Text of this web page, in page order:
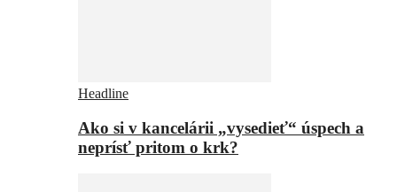
Headline
Ako si v kancelárii „vysedieť“ úspech a
neprísť pritom o krk?